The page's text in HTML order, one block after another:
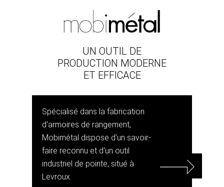
UN OUTIL DE
PRODUCTION MODERNE
ET EFFICACE
Spécialisé dans la fabrication
d'armoires de rangement,
Mobimétal dispose d'un savoir-
faire reconnu et d'un outil
industriel de pointe, situé à
Levroux.